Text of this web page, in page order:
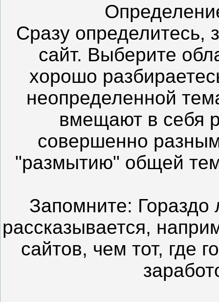
Сразу определитесь,
сайт. Выберите
хорошо
неопределенной
вмещают в себя
совершенно
"размытию" общей
Запомните: Гораздо
рассказывается,
сайтов, чем тот, где